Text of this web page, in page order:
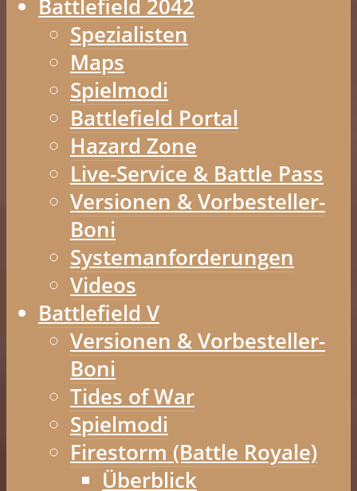
Battlefield 2042
Spezialisten
Maps
Spielmodi
Battlefield Portal
Hazard Zone
Live-Service & Battle Pass
Versionen & Vorbesteller-
Boni
Systemanforderungen
Videos
Battlefield V
Versionen & Vorbesteller-
Boni
Tides of War
Spielmodi
Firestorm (Battle Royale)
Überblick